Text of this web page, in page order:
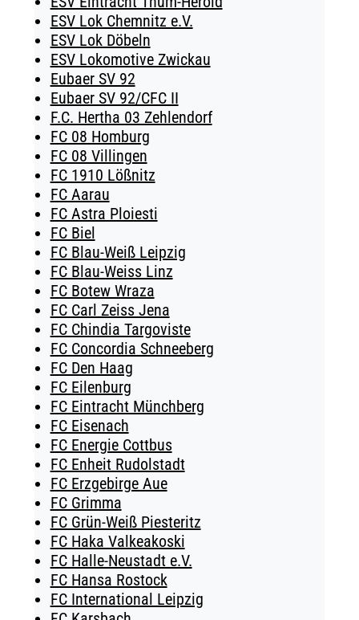
ESV Lok Chemnitz e.V.
ESV Lok Döbeln
ESV Lokomotive Zwickau
Eubaer SV 92
Eubaer SV 92/CFC II
F.C. Hertha 03 Zehlendorf
FC 08 Homburg
FC 08 Villingen
FC 1910 Lößnitz
FC Aarau
FC Astra Ploiesti
FC Biel
FC Blau-Weiß Leipzig
FC Blau-Weiss Linz
FC Botew Wraza
FC Carl Zeiss Jena
FC Chindia Targoviste
FC Concordia Schneeberg
FC Den Haag
FC Eilenburg
FC Eintracht Münchberg
FC Eisenach
FC Energie Cottbus
FC Enheit Rudolstadt
FC Erzgebirge Aue
FC Grimma
FC Grün-Weiß Piesteritz
FC Haka Valkeakoski
FC Halle-Neustadt e.V.
FC Hansa Rostock
FC International Leipzig